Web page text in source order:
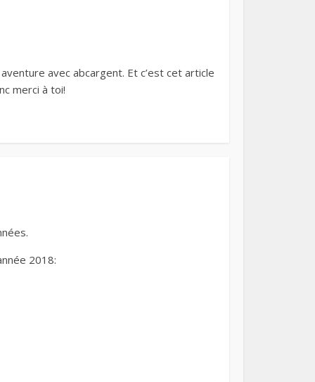
avec abcargent. Et c’est cet article
merci à toi!
2018: